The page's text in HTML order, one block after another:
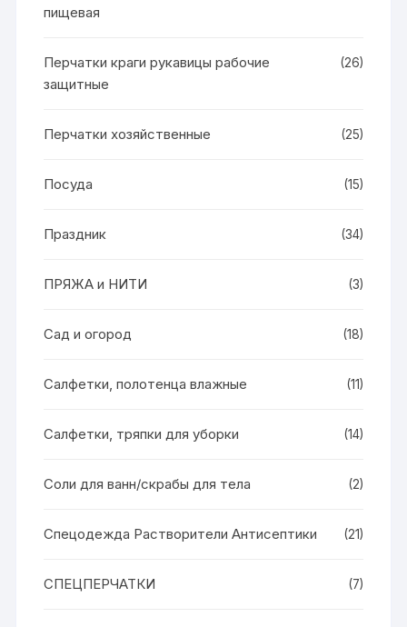
пищевая
Перчатки краги рукавицы рабочие
защитные
(26)
Перчатки хозяйственные (25)
Посуда (15)
Праздник (34)
ПРЯЖА и НИТИ (3)
Сад и огород (18)
Салфетки, полотенца влажные (11)
Салфетки, тряпки для уборки (14)
Соли для ванн/скрабы для тела (2)
Спецодежда Растворители Антисептики (21)
СПЕЦПЕРЧАТКИ (7)